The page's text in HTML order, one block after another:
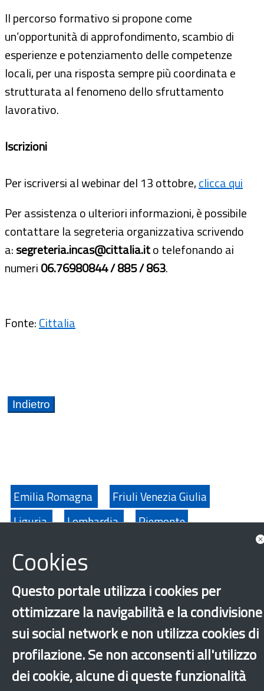
Il percorso formativo si propone come
un’opportunità di approfondimento, scambio di
esperienze e potenziamento delle competenze
locali, per una risposta sempre più coordinata e
strutturata al fenomeno dello sfruttamento
lavorativo.
Iscrizioni
Per iscriversi al webinar del 13 ottobre,clicca qui
Per assistenza o ulteriori informazioni, è possibile
contattare la segreteria organizzativa scrivendo
a:segreteria.incas@cittalia.ito telefonando ai
numeri06.76980844 / 885 / 863.
Fonte:Cittalia
Emilia Romagna
Friuli Venezia Giulia
Liguria
Lombardia
Piemonte
Veneto
Caporalato
Discriminazione
Integrazione
Sfruttamento lavorativo
Altri comuni
×
Cookies
Questo portale utilizza i cookies per
ottimizzare la navigabilità e la condivisione
sui social network e non utilizza cookies di
profilazione. Se non acconsenti all'utilizzo
dei cookie, alcune di queste funzionalità